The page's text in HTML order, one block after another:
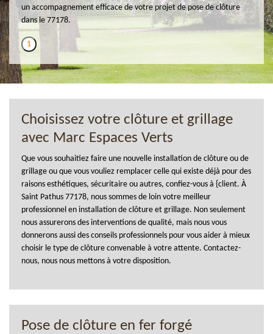
un accompagnement efficace de votre projet de pose de clôture
dans le 77178.
1
Choisissez votre clôture et grillage
avec Marc Espaces Verts
Que vous souhaitiez faire une nouvelle installation de clôture ou de
grillage ou que vous vouliez remplacer celle qui existe déjà pour des
raisons esthétiques, sécuritaire ou autres, confiez-vous à {client. À
Saint Pathus 77178, nous sommes de loin votre meilleur
professionnel en installation de clôture et grillage. Non seulement
nous assurerons des interventions de qualité, mais nous vous
donnerons aussi des conseils professionnels pour vous aider à mieux
choisir le type de clôture convenable à votre attente. Contactez-
nous, nous nous mettons à votre disposition.
Pose de clôture en fer forgé